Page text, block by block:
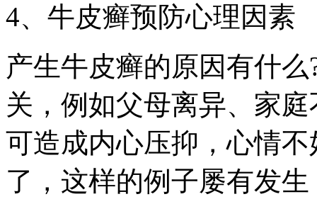
4、牛皮癣预防心理因素
产生牛皮癣的原因有什
关，例如父母离异、家
可造成内心压抑，心情
了，这样的例子屡有发